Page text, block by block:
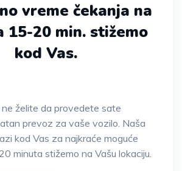
vreme čekanja na
15-20 min. stižemo
kod Vas.
ne želite da provedete sate
prevoz za vaše vozilo. Naša
kod Vas za najkraće moguće
minuta stižemo na Vašu lokaciju.